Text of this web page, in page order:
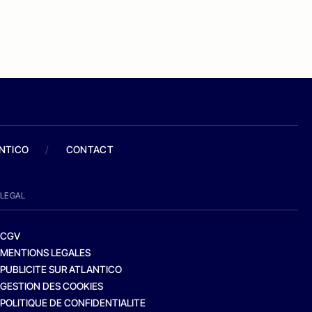
/ CONTACT
LEGAL
CGV
MENTIONS LEGALES
PUBLICITE SUR ATLANTICO
GESTION DES COOKIES
POLITIQUE DE CONFIDENTIALITE